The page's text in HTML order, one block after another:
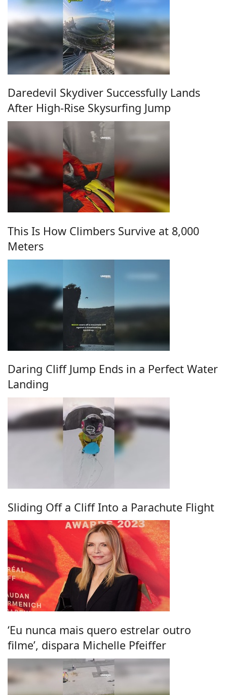
Daredevil Skydiver Successfully Lands
After High-Rise Skysurfing Jump
This Is How Climbers Survive at 8,000
Meters
Daring Cliff Jump Ends in a Perfect Water
Landing
Sliding Off a Cliff Into a Parachute Flight
‘Eu nunca mais quero estrelar outro
filme’, dispara Michelle Pfeiffer